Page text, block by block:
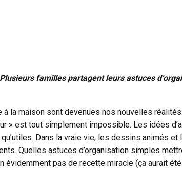
familles partagent leurs astuces
la maison sont devenues nos nouvelles
» est tout simplement impossible. Les idées
Dans la vraie vie, les dessins animés et
Quelles astuces d’organisation simples
évidemment pas de recette miracle (ça aurait